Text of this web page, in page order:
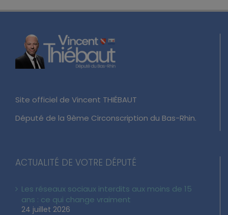
Site officiel de Vincent THIÉBAUT
Député de la 9ème Circonscription du Bas-Rhin.
ACTUALITÉ DE VOTRE DÉPUTÉ
Les réseaux sociaux interdits aux moins de 15
ans : ce qui change vraiment
24 juillet 2026